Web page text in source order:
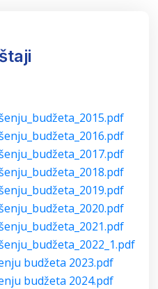
budžeta 2023.pdf
budžeta 2024.pdf